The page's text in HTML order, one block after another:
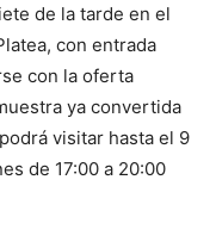
de la tarde en el
con entrada
con la oferta
ya convertida
visitar hasta el 9
de 17:00 a 20:00